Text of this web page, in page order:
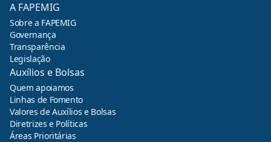
A FAPEMIG
Sobre a FAPEMIG
Governança
Transparência
Legislação
Auxílios e Bolsas
Quem apoiamos
Linhas de Fomento
Valores de Auxílios e Bolsas
Diretrizes e Políticas
Áreas Prioritárias